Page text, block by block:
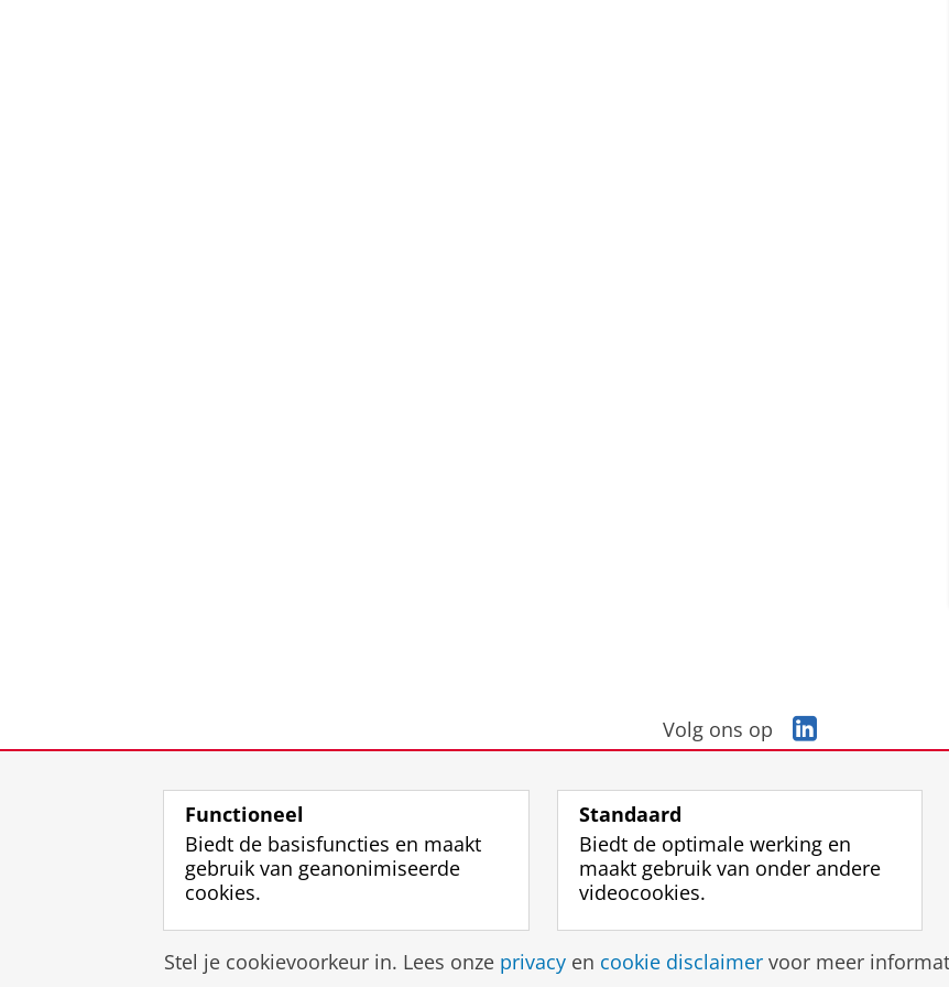
Volg ons op
i
d
I
a
Disclaimer & Copyright Privacy Cookies
Functioneel
Biedt de basisfuncties en maakt
gebruik van geanonimiseerde
cookies.
Standaard
Biedt de optimale werking en
maakt gebruik van onder andere
videocookies.
Stel je cookievoorkeur in. Lees onze privacy en cookie disclaimer voor meer